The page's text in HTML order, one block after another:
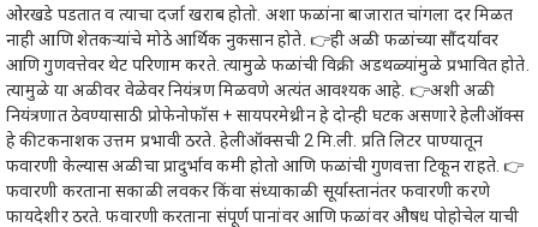
ओरखडे पडतात व त्याचा दर्जा खराब होतो. अशा फळांना बाजारात चांगला दर मिळत
नाही आणि शेतकऱ्यांचे मोठे आर्थिक नुकसान होते. 👉ही अळी फळांच्या सौंदर्यावर
आणि गुणवत्तेवर थेट परिणाम करते. त्यामुळे फळांची विक्री अडथळ्यांमुळे प्रभावित होते.
त्यामुळे या अळीवर वेळेवर नियंत्रण मिळवणे अत्यंत आवश्यक आहे. 👉अशी अळी
नियंत्रणात ठेवण्यासाठी प्रोफेनोफॉस + सायपरमेथ्रीन हे दोन्ही घटक असणारे हेलीऑक्स
हे कीटकनाशक उत्तम प्रभावी ठरते. हेलीऑक्सची 2 मि.ली. प्रति लिटर पाण्यातून
फवारणी केल्यास अळीचा प्रादुर्भाव कमी होतो आणि फळांची गुणवत्ता टिकून राहते. 👉
फवारणी करताना सकाळी लवकर किंवा संध्याकाळी सूर्यास्तानंतर फवारणी करणे
फायदेशीर ठरते. फवारणी करताना संपूर्ण पानांवर आणि फळांवर औषध पोहोचेल याची